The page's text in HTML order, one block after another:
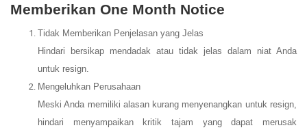
Memberikan One Month Notice
Tidak Memberikan Penjelasan yang Jelas
Hindari bersikap mendadak atau tidak jelas dalam niat Anda
untuk resign.
Mengeluhkan Perusahaan
Meski Anda memiliki alasan kurang menyenangkan untuk resign,
hindari menyampaikan kritik tajam yang dapat merusak